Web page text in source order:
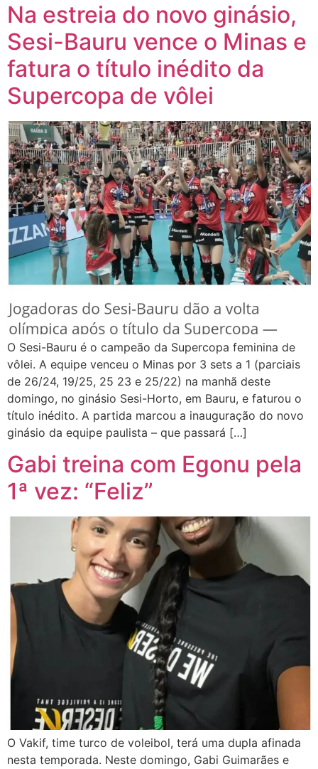
Na estreia do novo ginásio,
Sesi-Bauru vence o Minas e
fatura o título inédito da
Supercopa de vôlei
O Sesi-Bauru é o campeão da Supercopa feminina de
vôlei. A equipe venceu o Minas por 3 sets a 1 (parciais
de 26/24, 19/25, 25 23 e 25/22) na manhã deste
domingo, no ginásio Sesi-Horto, em Bauru, e faturou o
título inédito. A partida marcou a inauguração do novo
ginásio da equipe paulista – que passará […]
Gabi treina com Egonu pela
1ª vez: “Feliz”
O Vakif, time turco de voleibol, terá uma dupla afinada
nesta temporada. Neste domingo, Gabi Guimarães e